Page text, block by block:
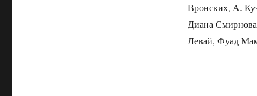
Вронских, А.
Диана
Левай, Фуад